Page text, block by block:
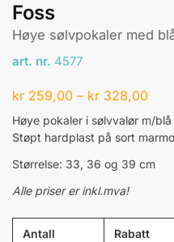
Foss
Høye sølvpokaler med
art. nr. 4577
kr 259,00 – kr 328,00
Høye pokaler i sølvvalør m/blå
Støpt hardplast på sort
Størrelse: 33, 36 og 39 cm
Alle priser er inkl.mva!
Antall Rabatt